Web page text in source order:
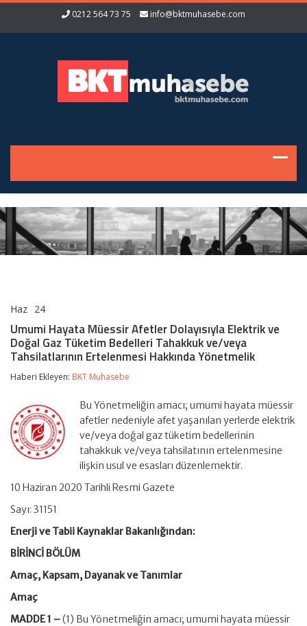
0212 564 73 75 info@bktmuhasebe.com
Haz 24
Müessir
Afetler
Dolayısıyla
ve
Tüketim
Bedelleri
Tahakkuk
ve/veya
Tahsilatlarının
Ertelenmesi
Hakkında
Umumi Hayata Müessir Afetler Dolayısıyla Elektrik ve
Doğal Gaz Tüketim Bedelleri Tahakkuk ve/veya
Tahsilatlarının Ertelenmesi Hakkında Yönetmelik
Haberi Ekleyen: BKT Muhasebe
Bu Yönetmeliğin amacı; umumi hayata müessir
afetler nedeniyle afet yaşanılan yerlerde elektrik
ve/veya doğal gaz tüketim bedellerinin
tahakkuk ve/veya tahsilatının ertelenmesine
ilişkin usul ve esasları düzenlemektir.
10 Haziran 2020 Tarihli Resmi Gazete
Sayı: 31151
Enerji ve Tabii Kaynaklar Bakanlığından:
BİRİNCİ BÖLÜM
Amaç, Kapsam, Dayanak ve Tanımlar
Amaç
MADDE 1 –(1) Bu Yönetmeliğin amacı; umumi hayata müessir